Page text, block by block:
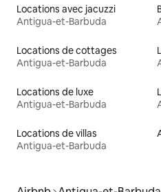
Locations avec jacuzzi
Antigua-et-Barbuda
Locations de cottages
Antigua-et-Barbuda
Locations de luxe
Antigua-et-Barbuda
Locations de villas
Antigua-et-Barbuda